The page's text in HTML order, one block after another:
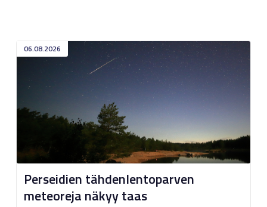
06.08.2026
Perseidien tähdenlentoparven
meteoreja näkyy taas